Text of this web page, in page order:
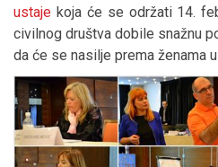
ustaje koja će se održati 14.
civilnog društva dobile snažnu
da će se nasilje prema ženama